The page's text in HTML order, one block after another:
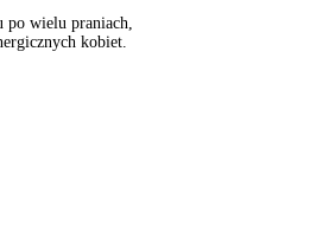
po wielu praniach,
kobiet.